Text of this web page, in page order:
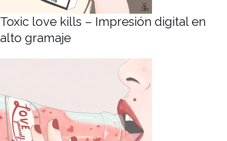
Toxic love kills – Impresión digital en
alto gramaje